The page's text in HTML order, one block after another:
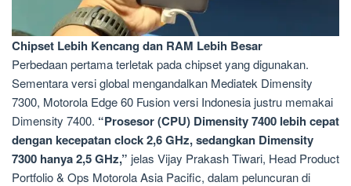
Chipset Lebih Kencang dan RAM Lebih Besar
Perbedaan pertama terletak pada chipset yang digunakan.
Sementara versi global mengandalkan Mediatek Dimensity
7300, Motorola Edge 60 Fusion versi Indonesia justru memakai
Dimensity 7400. “Prosesor (CPU) Dimensity 7400 lebih cepat
dengan kecepatan clock 2,6 GHz, sedangkan Dimensity
7300 hanya 2,5 GHz,” jelas Vijay Prakash Tiwari, Head Product
Portfolio & Ops Motorola Asia Pacific, dalam peluncuran di